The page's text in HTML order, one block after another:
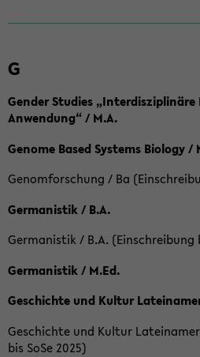
G
Gender Studies „Interdisziplinäre
Anwendung“ / M.A.
Genome Based Systems Biology /
Genomforschung / Ba
Germanistik / B.A.
Germanistik / B.A. (Einschreibung
Germanistik / M.Ed.
Geschichte und Kultur
Geschichte und Kultur
bis SoSe 2025)